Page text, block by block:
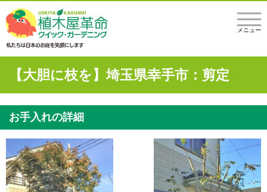
メニュー
【大胆に枝を】埼玉県幸手市：剪定
お手入れの詳細